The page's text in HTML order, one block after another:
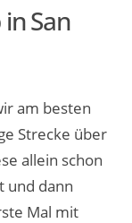
San
am besten
Strecke über
allein schon
und dann
Mal mit